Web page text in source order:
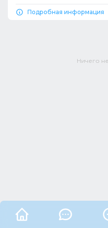
Подробная информация
Ничего